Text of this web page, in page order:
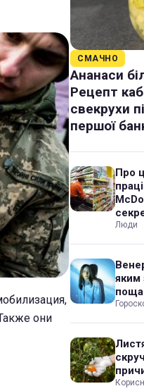
они
СМАЧНО
Ананаси
Рецепт
свекрухи
першої
Про
Люди
яким